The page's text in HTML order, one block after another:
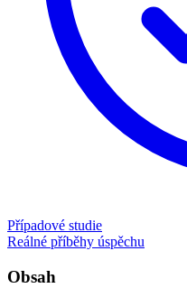
Případové studie
Reálné příběhy úspěchu
Obsah